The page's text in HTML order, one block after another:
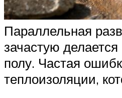
Параллельная
зачастую
полу. Частая
теплоизоляции,